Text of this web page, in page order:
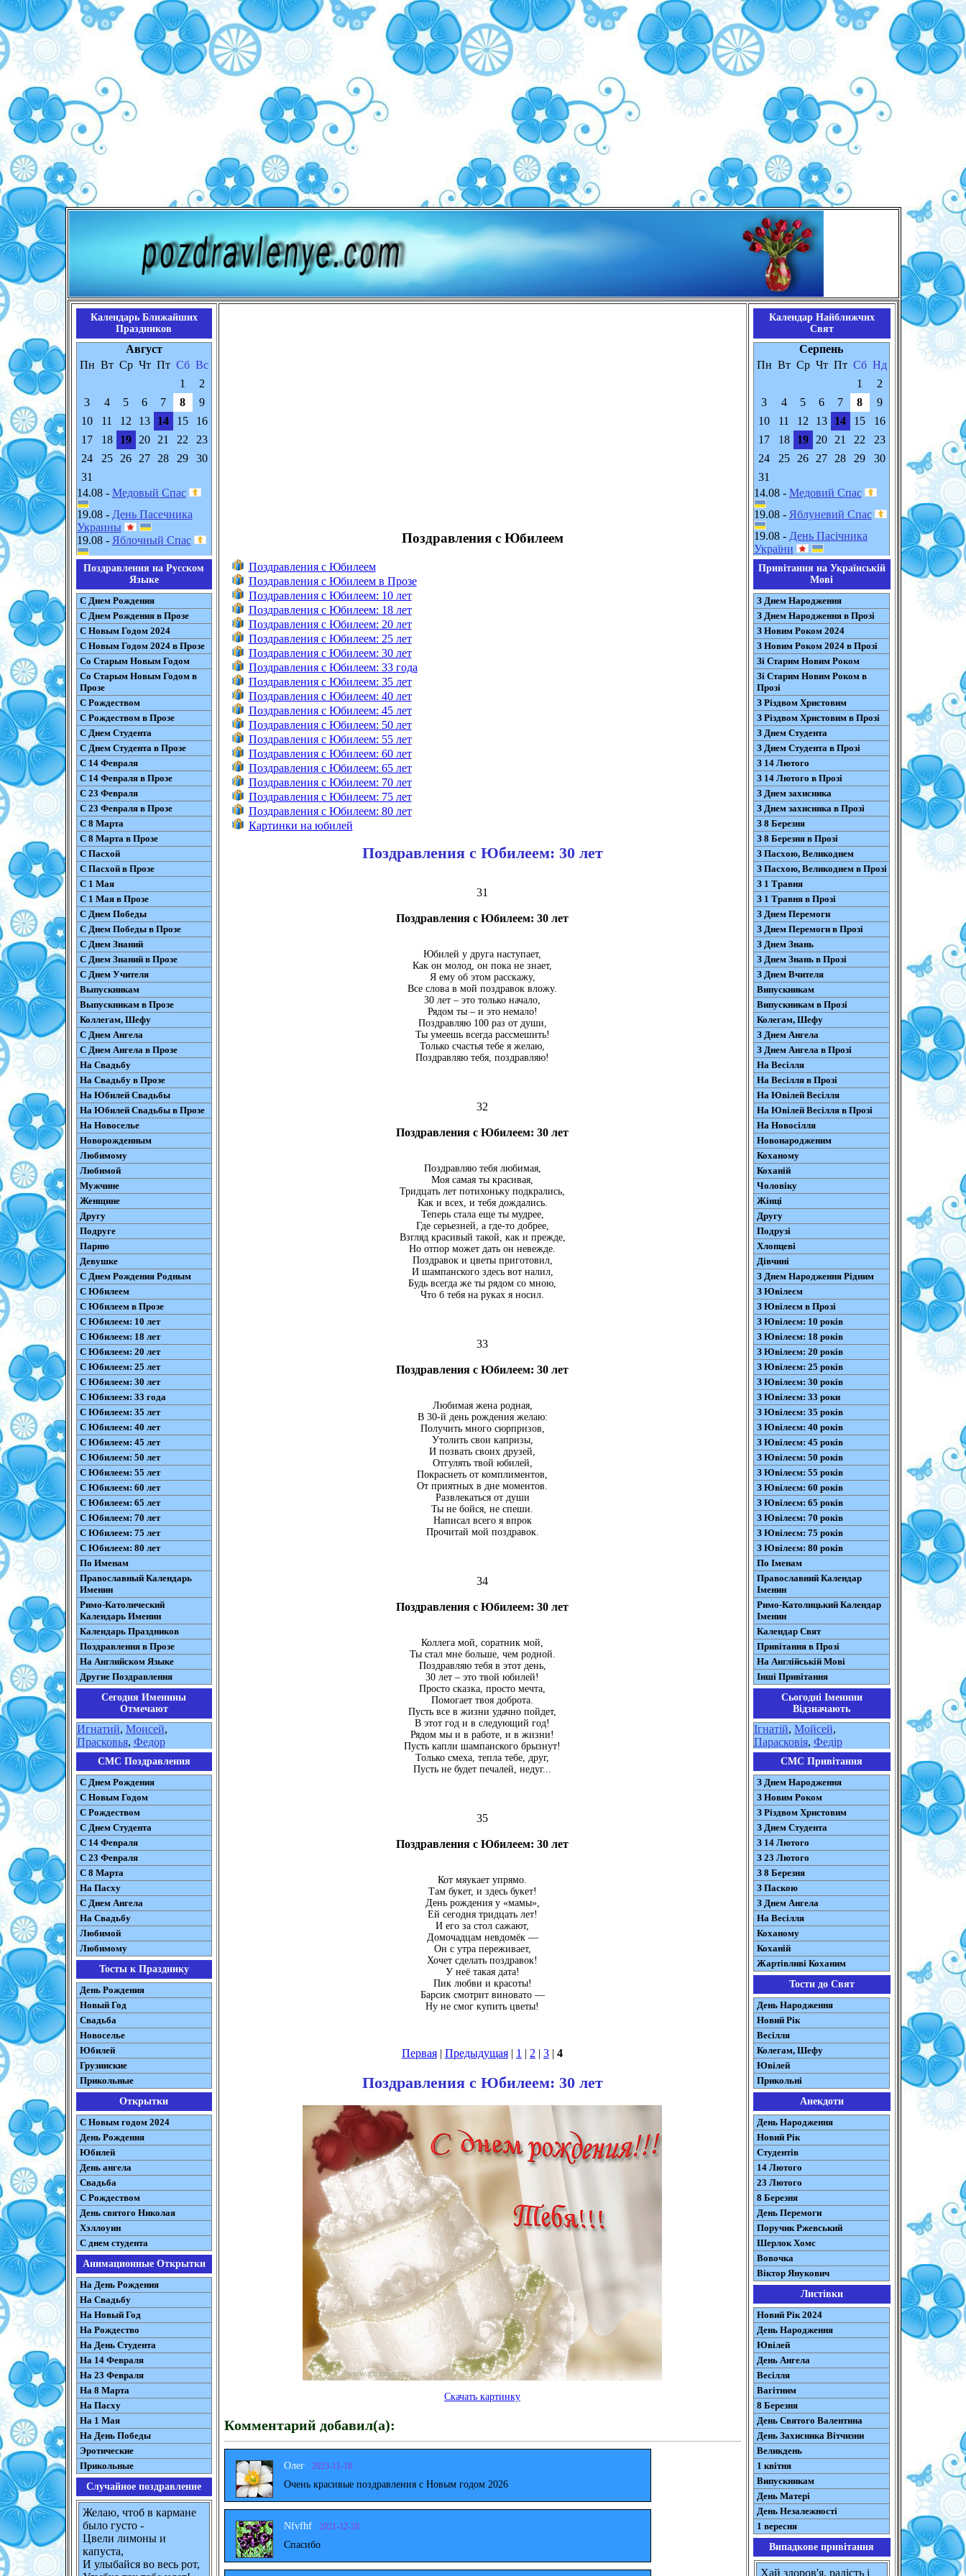
Календарь Ближайших
Праздников
Август
Пн Вт Ср Чт Пт Сб Вс
1
2
3
4 5 6 7 8
9
10
11 12 13 14 15
16
17
18 19 20 21 22
23
24
25 26 27 28 29
30
31
14.08 - Медовый Спас
19.08 - День Пасечника
Украины
19.08 - Яблочный Спас
Поздравления на Русском
Языке
С Днем Рождения
С Днем Рождения в Прозе
С Новым Годом 2024
С Новым Годом 2024 в Прозе
Со Старым Новым Годом
Со Старым Новым Годом в
Прозе
С Рождеством
С Рождеством в Прозе
С Днем Студента
С Днем Студента в Прозе
С 14 Февраля
С 14 Февраля в Прозе
С 23 Февраля
С 23 Февраля в Прозе
С 8 Марта
С 8 Марта в Прозе
С Пасхой
С Пасхой в Прозе
С 1 Мая
С 1 Мая в Прозе
С Днем Победы
С Днем Победы в Прозе
С Днем Знаний
С Днем Знаний в Прозе
С Днем Учителя
Выпускникам
Выпускникам в Прозе
Коллегам, Шефу
С Днем Ангела
С Днем Ангела в Прозе
На Свадьбу
На Свадьбу в Прозе
На Юбилей Свадьбы
На Юбилей Свадьбы в Прозе
На Новоселье
Новорожденным
Любимому
Любимой
Мужчине
Женщине
Другу
Подруге
Парню
Девушке
С Днем Рождения Родным
С Юбилеем
С Юбилеем в Прозе
С Юбилеем: 10 лет
С Юбилеем: 18 лет
С Юбилеем: 20 лет
С Юбилеем: 25 лет
С Юбилеем: 30 лет
С Юбилеем: 33 года
С Юбилеем: 35 лет
С Юбилеем: 40 лет
С Юбилеем: 45 лет
С Юбилеем: 50 лет
С Юбилеем: 55 лет
С Юбилеем: 60 лет
С Юбилеем: 65 лет
С Юбилеем: 70 лет
С Юбилеем: 75 лет
С Юбилеем: 80 лет
По Именам
Православный Календарь
Именин
Римо-Католический
Календарь Именин
Календарь Праздников
Поздравления в Прозе
На Английском Языке
Другие Поздравления
Сегодня Именины
Отмечают
Игнатий, Моисей,
Прасковья, Федор
СМС Поздравления
С Днем Рождения
С Новым Годом
С Рождеством
C Днем Студента
С 14 Февраля
С 23 Февраля
С 8 Марта
На Пасху
C Днем Ангела
На Свадьбу
Любимой
Любимому
Тосты к Празднику
День Рождения
Новый Год
Свадьба
Новоселье
Юбилей
Грузинские
Прикольные
Открытки
С Новым годом 2024
День Рождения
Юбилей
День ангела
Свадьба
С Рождеством
День святого Николая
Хэллоуин
С днем студента
Анимационные Открытки
На День Рождения
На Свадьбу
На Новый Год
На Рождество
На День Студента
На 14 Февраля
На 23 Февраля
На 8 Марта
На Пасху
На 1 Мая
На День Победы
Эротические
Прикольные
Случайное поздравление
Желаю, чтоб в кармане
было густо -
Цвели лимоны и
капуста,
И улыбайся во весь рот,
Поздравления с Юбилеем
Поздравления с Юбилеем
Поздравления с Юбилеем в Прозе
Поздравления с Юбилеем: 10 лет
Поздравления с Юбилеем: 18 лет
Поздравления с Юбилеем: 20 лет
Поздравления с Юбилеем: 25 лет
Поздравления с Юбилеем: 30 лет
Поздравления с Юбилеем: 33 года
Поздравления с Юбилеем: 35 лет
Поздравления с Юбилеем: 40 лет
Поздравления с Юбилеем: 45 лет
Поздравления с Юбилеем: 50 лет
Поздравления с Юбилеем: 55 лет
Поздравления с Юбилеем: 60 лет
Поздравления с Юбилеем: 65 лет
Поздравления с Юбилеем: 70 лет
Поздравления с Юбилеем: 75 лет
Поздравления с Юбилеем: 80 лет
Картинки на юбилей
Поздравления с Юбилеем: 30 лет
31
Поздравления с Юбилеем: 30 лет
Юбилей у друга наступает,
Как он молод, он пока не знает,
Я ему об этом расскажу,
Все слова в мой поздравок вложу.
30 лет – это только начало,
Рядом ты – и это немало!
Поздравляю 100 раз от души,
Ты умеешь всегда рассмешить!
Только счастья тебе я желаю,
Поздравляю тебя, поздравляю!
32
Поздравления с Юбилеем: 30 лет
Поздравляю тебя любимая,
Моя самая ты красивая,
Тридцать лет потихоньку подкрались,
Как и всех, и тебя дождались.
Теперь стала еще ты мудрее,
Где серьезней, а где-то добрее,
Взгляд красивый такой, как и прежде,
Но отпор может дать он невежде.
Поздравок и цветы приготовил,
И шампанского здесь вот налил,
Будь всегда же ты рядом со мною,
Что б тебя на руках я носил.
33
Поздравления с Юбилеем: 30 лет
Любимая жена родная,
В 30-й день рождения желаю:
Получить много сюрпризов,
Утолить свои капризы,
И позвать своих друзей,
Отгулять твой юбилей,
Покраснеть от комплиментов,
От приятных в дне моментов.
Развлекаться от души
Ты не бойся, не спеши.
Написал всего я впрок
Прочитай мой поздравок.
34
Поздравления с Юбилеем: 30 лет
Коллега мой, соратник мой,
Ты стал мне больше, чем родной.
Поздравляю тебя в этот день,
30 лет – это твой юбилей!
Просто сказка, просто мечта,
Помогает твоя доброта.
Пусть все в жизни удачно пойдет,
В этот год и в следующий год!
Рядом мы и в работе, и в жизни!
Пусть капли шампанского брызнут!
Только смеха, тепла тебе, друг,
Пусть не будет печалей, недуг...
35
Поздравления с Юбилеем: 30 лет
Кот мяукает упрямо.
Там букет, и здесь букет!
День рождения у «мамы»,
Ей сегодня тридцать лет!
И его за стол сажают,
Домочадцам невдомёк —
Он с утра переживает,
Хочет сделать поздравок!
У неё такая дата!
Пик любви и красоты!
Барсик смотрит виновато —
Ну не смог купить цветы!
Первая | Предыдущая | 1 | 2 | 3 | 4
Поздравления с Юбилеем: 30 лет
Скачать картинку
Комментарий добавил(а):
Олег 2023-11-18
Очень красивые поздравления с Новым годом 2026
Nfvfhf 2021-12-28
Спасибо
Календар Найближчих
Свят
Серпень
Пн Вт Ср Чт Пт Сб Нд
1
2
3
4 5 6 7 8
9
10
11 12 13 14 15
16
17
18 19 20 21 22
23
24
25 26 27 28 29
30
31
14.08 - Медовий Спас
19.08 - Яблуневий Спас
19.08 - День Пасічника
України
Привітання на Українській
Мові
З Днем Народження
З Днем Народження в Прозі
З Новим Роком 2024
З Новим Роком 2024 в Прозі
Зі Старим Новим Роком
Зі Старим Новим Роком в
Прозі
З Різдвом Христовим
З Різдвом Христовим в Прозі
З Днем Студента
З Днем Студента в Прозі
З 14 Лютого
З 14 Лютого в Прозі
З Днем захисника
З Днем захисника в Прозі
З 8 Березня
З 8 Березня в Прозі
З Пасхою, Великоднем
З Пасхою, Великоднем в Прозі
З 1 Травня
З 1 Травня в Прозі
З Днем Перемоги
З Днем Перемоги в Прозі
З Днем Знань
З Днем Знань в Прозі
З Днем Вчителя
Випускникам
Випускникам в Прозі
Колегам, Шефу
З Днем Ангела
З Днем Ангела в Прозі
На Весілля
На Весілля в Прозі
На Ювілей Весілля
На Ювілей Весілля в Прозі
На Новосілля
Новонародженим
Коханому
Коханій
Чоловіку
Жінці
Другу
Подрузі
Хлопцеві
Дівчині
З Днем Народження Рідним
З Ювілеєм
З Ювілеєм в Прозі
З Ювілеєм: 10 років
З Ювілеєм: 18 років
З Ювілеєм: 20 років
З Ювілеєм: 25 років
З Ювілеєм: 30 років
З Ювілеєм: 33 роки
З Ювілеєм: 35 років
З Ювілеєм: 40 років
З Ювілеєм: 45 років
З Ювілеєм: 50 років
З Ювілеєм: 55 років
З Ювілеєм: 60 років
З Ювілеєм: 65 років
З Ювілеєм: 70 років
З Ювілеєм: 75 років
З Ювілеєм: 80 років
По Іменам
Православний Календар
Іменин
Римо-Католицький Календар
Іменин
Календар Свят
Привітання в Прозі
На Англійській Мові
Інші Привітання
Сьогодні Іменини
Відзначають
Ігнатій, Мойсей,
Парасковія, Федір
СМС Привітання
З Днем Народження
З Новим Роком
З Різдвом Христовим
З Днем Студента
З 14 Лютого
З 23 Лютого
З 8 Березня
З Паскою
З Днем Ангела
На Весілля
Коханому
Коханій
Жартівливі Коханим
Тости до Свят
День Народження
Новий Рік
Весілля
Колегам, Шефу
Ювілей
Прикольні
Анекдоти
День Народження
Новий Рік
Студентів
14 Лютого
23 Лютого
8 Березня
День Перемоги
Поручик Ржевський
Шерлок Хомс
Вовочка
Віктор Янукович
Листівки
Новий Рік 2024
День Народження
Ювілей
День Ангела
Весілля
Вагітним
8 Березня
День Святого Валентина
День Захисника Вітчизни
Великдень
1 квітня
Випускникам
День Матері
День Незалежності
1 вересня
Випадкове привітання
Хай здоров'я, радість і